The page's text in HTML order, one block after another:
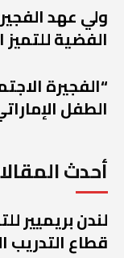
ولي عهد
الفضية
“الفجيرة
الطفل
أحدث
لندن بريميير
قطاع